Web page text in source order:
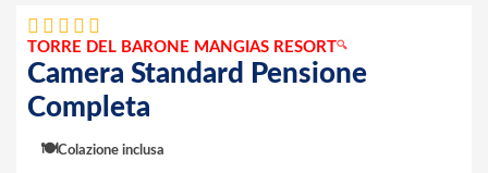
TORRE DEL BARONE MANGIAS RESORT🔍
Camera Standard Pensione
Completa
🍽️Colazione inclusa